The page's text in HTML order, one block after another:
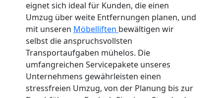
eignet sich ideal für Kunden, die einen
Umzug über weite Entfernungen planen, und
mit unseren Möbelliften bewältigen wir
selbst die anspruchsvollsten
Transportaufgaben mühelos. Die
umfangreichen Servicepakete unseres
Unternehmens gewährleisten einen
stressfreien Umzug, von der Planung bis zur